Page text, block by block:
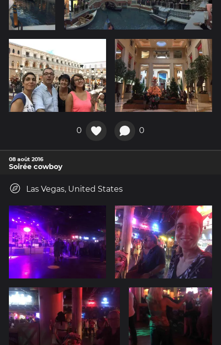
0 0
08 août 2016
Soirée cowboy
Las Vegas, United States